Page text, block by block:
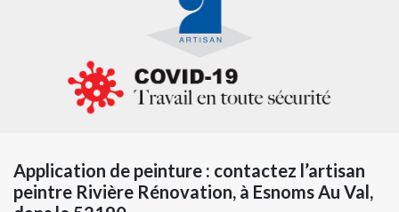
Application de peinture : contactez l’artisan
peintre Rivière Rénovation, à Esnoms Au Val,